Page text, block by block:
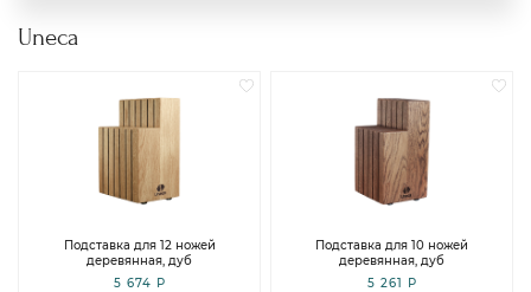
Uneca
Подставка для 12 ножей
деревянная, дуб
5 674 Р
Подставка для 10 ножей
деревянная, дуб
5 261 Р